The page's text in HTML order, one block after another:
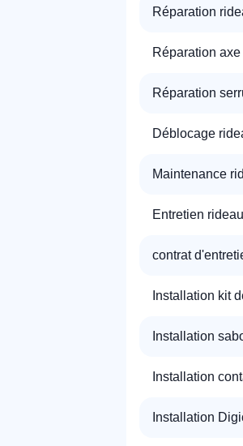
Réparation
Réparation
Réparation
Déblocage
Maintenance
Entretien
contrat
Installation kit
Installation
Installation
Installation